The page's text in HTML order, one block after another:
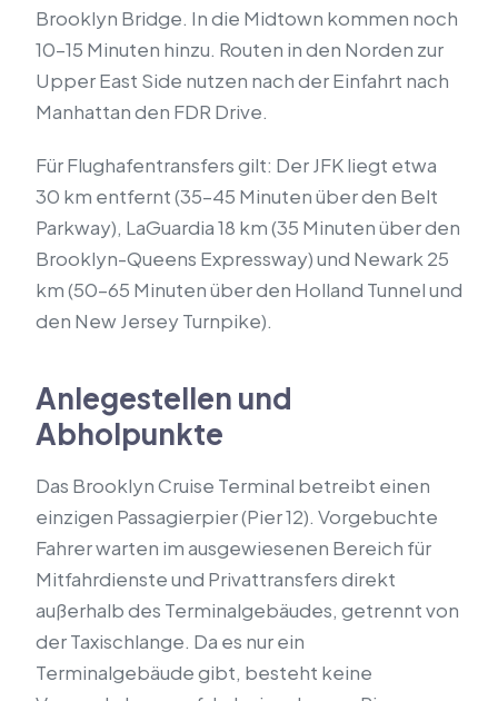
Brooklyn Bridge. In die Midtown kommen noch
10–15 Minuten hinzu. Routen in den Norden zur
Upper East Side nutzen nach der Einfahrt nach
Manhattan den FDR Drive.
Für Flughafentransfers gilt: Der JFK liegt etwa
30 km entfernt (35–45 Minuten über den Belt
Parkway), LaGuardia 18 km (35 Minuten über den
Brooklyn-Queens Expressway) und Newark 25
km (50–65 Minuten über den Holland Tunnel und
den New Jersey Turnpike).
Anlegestellen und
Abholpunkte
Das Brooklyn Cruise Terminal betreibt einen
einzigen Passagierpier (Pier 12). Vorgebuchte
Fahrer warten im ausgewiesenen Bereich für
Mitfahrdienste und Privattransfers direkt
außerhalb des Terminalgebäudes, getrennt von
der Taxischlange. Da es nur ein
Terminalgebäude gibt, besteht keine